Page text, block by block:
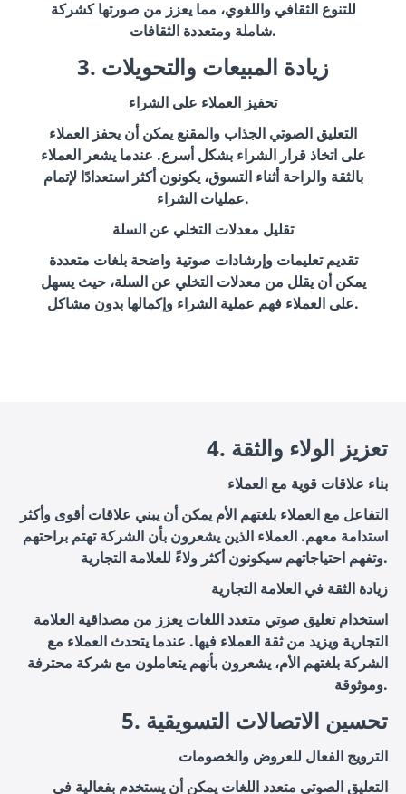
للتنوع الثقافي واللغوي، مما يعزز من صورتها كشركة
شاملة ومتعددة الثقافات.
3. زيادة المبيعات والتحويلات
تحفيز العملاء على الشراء
التعليق الصوتي الجذاب والمقنع يمكن أن يحفز العملاء
على اتخاذ قرار الشراء بشكل أسرع. عندما يشعر العملاء
بالثقة والراحة أثناء التسوق، يكونون أكثر استعدادًا لإتمام
عمليات الشراء.
تقليل معدلات التخلي عن السلة
تقديم تعليمات وإرشادات صوتية واضحة بلغات متعددة
يمكن أن يقلل من معدلات التخلي عن السلة، حيث يسهل
على العملاء فهم عملية الشراء وإكمالها بدون مشاكل.
4. تعزيز الولاء والثقة
بناء علاقات قوية مع العملاء
التفاعل مع العملاء بلغتهم الأم يمكن أن يبني علاقات أقوى وأكثر
استدامة معهم. العملاء الذين يشعرون بأن الشركة تهتم براحتهم
وتفهم احتياجاتهم سيكونون أكثر ولاءً للعلامة التجارية.
زيادة الثقة في العلامة التجارية
استخدام تعليق صوتي متعدد اللغات يعزز من مصداقية العلامة
التجارية ويزيد من ثقة العملاء فيها. عندما يتحدث العملاء مع
الشركة بلغتهم الأم، يشعرون بأنهم يتعاملون مع شركة محترفة
وموثوقة.
5. تحسين الاتصالات التسويقية
الترويج الفعال للعروض والخصومات
التعليق الصوتي متعدد اللغات يمكن أن يستخدم بفعالية في